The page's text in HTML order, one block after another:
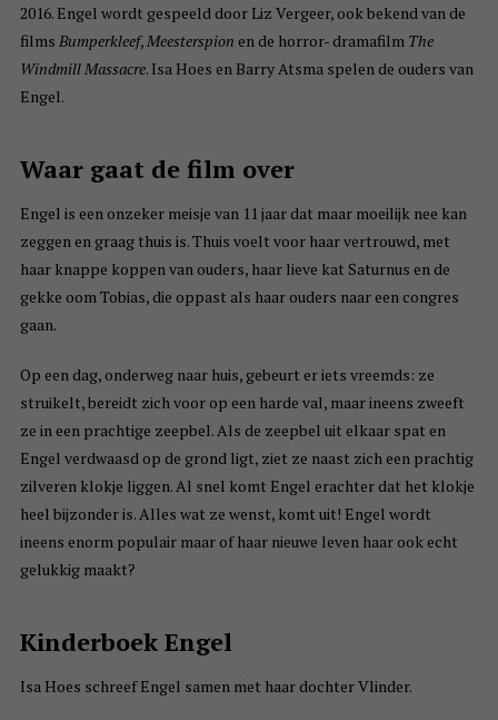
2016. Engel wordt gespeeld door Liz Vergeer, ook bekend van de
films Bumperkleef, Meesterspion en de horror- dramafilm The
Windmill Massacre. Isa Hoes en Barry Atsma spelen de ouders van
Engel.
Waar gaat de film over
Engel is een onzeker meisje van 11 jaar dat maar moeilijk nee kan
zeggen en graag thuis is. Thuis voelt voor haar vertrouwd, met
haar knappe koppen van ouders, haar lieve kat Saturnus en de
gekke oom Tobias, die oppast als haar ouders naar een congres
gaan.
Op een dag, onderweg naar huis, gebeurt er iets vreemds: ze
struikelt, bereidt zich voor op een harde val, maar ineens zweeft
ze in een prachtige zeepbel. Als de zeepbel uit elkaar spat en
Engel verdwaasd op de grond ligt, ziet ze naast zich een prachtig
zilveren klokje liggen. Al snel komt Engel erachter dat het klokje
heel bijzonder is. Alles wat ze wenst, komt uit! Engel wordt
ineens enorm populair maar of haar nieuwe leven haar ook echt
gelukkig maakt?
Kinderboek Engel
Isa Hoes schreef Engel samen met haar dochter Vlinder.